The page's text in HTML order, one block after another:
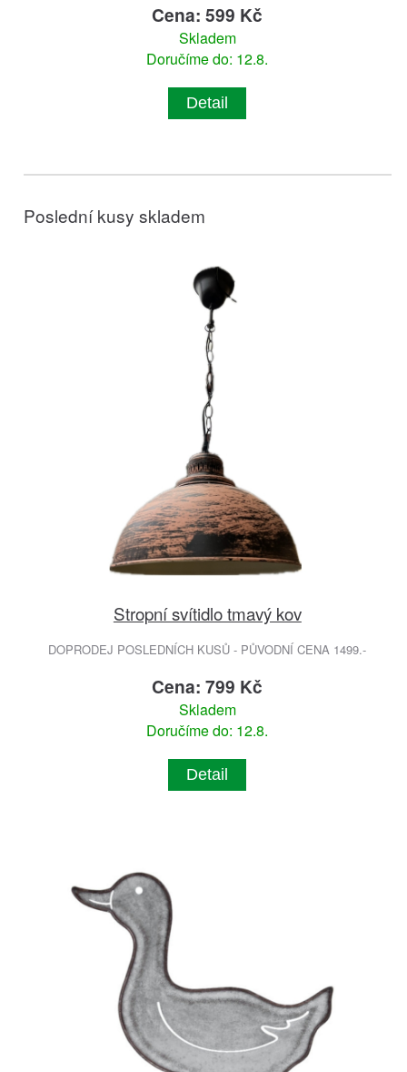
Cena: 599 Kč
Skladem
Doručíme do: 12.8.
Detail
Poslední kusy skladem
Stropní svítidlo tmavý kov
DOPRODEJ POSLEDNÍCH KUSŮ - PŮVODNÍ CENA 1499.-
Cena: 799 Kč
Skladem
Doručíme do: 12.8.
Detail